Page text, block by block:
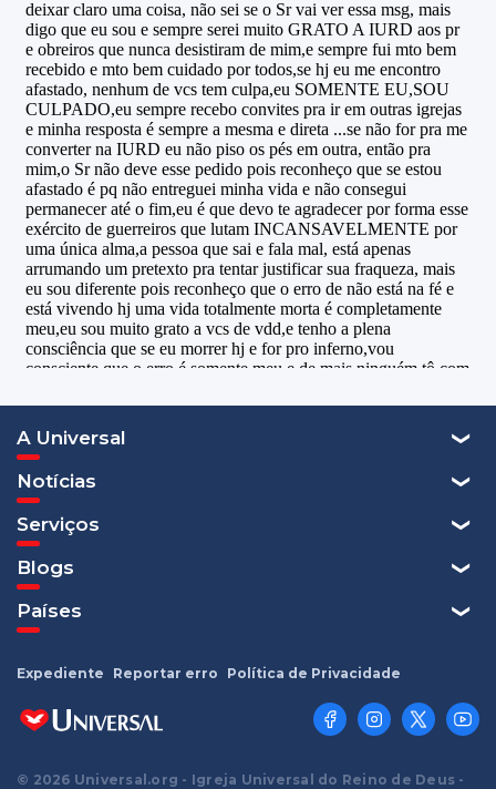
A Universal
Notícias
Serviços
Blogs
Países
© 2026 Universal.org - Igreja Universal do Reino de Deus -
Expediente Reportar erro Política de Privacidade